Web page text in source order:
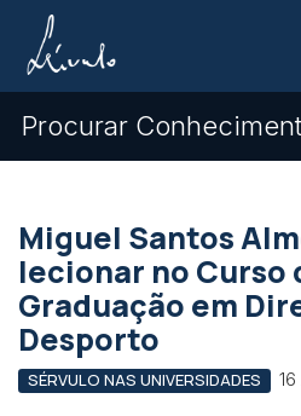
Procurar
Miguel Santos
lecionar no Curso
Graduação em
Desporto
SÉRVULO NAS UNIVERSIDADES